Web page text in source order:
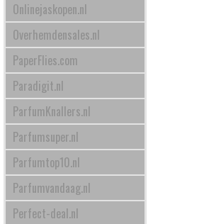
Onlinejaskopen.nl
Overhemdensales.nl
PaperFlies.com
Paradigit.nl
ParfumKnallers.nl
Parfumsuper.nl
Parfumtop10.nl
Parfumvandaag.nl
Perfect-deal.nl